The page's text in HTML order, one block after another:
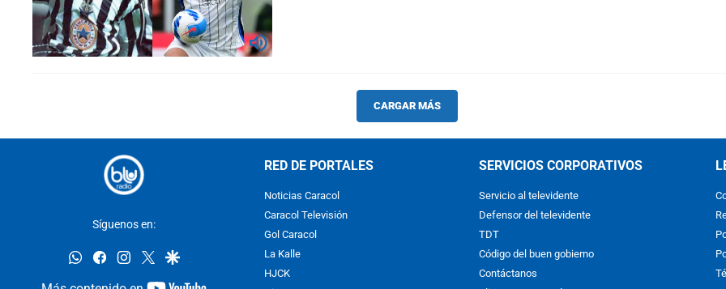
CARGAR MÁS
Síguenos en:
whatsappfacebookinstagram
twittergoogle
RED DE PORTALES
Noticias Caracol
Caracol Televisión
Gol Caracol
La Kalle
HJCK
SERVICIOS CORPORATIVOS
Servicio al televidente
Defensor del televidente
TDT
Código del buen gobierno
Contáctanos